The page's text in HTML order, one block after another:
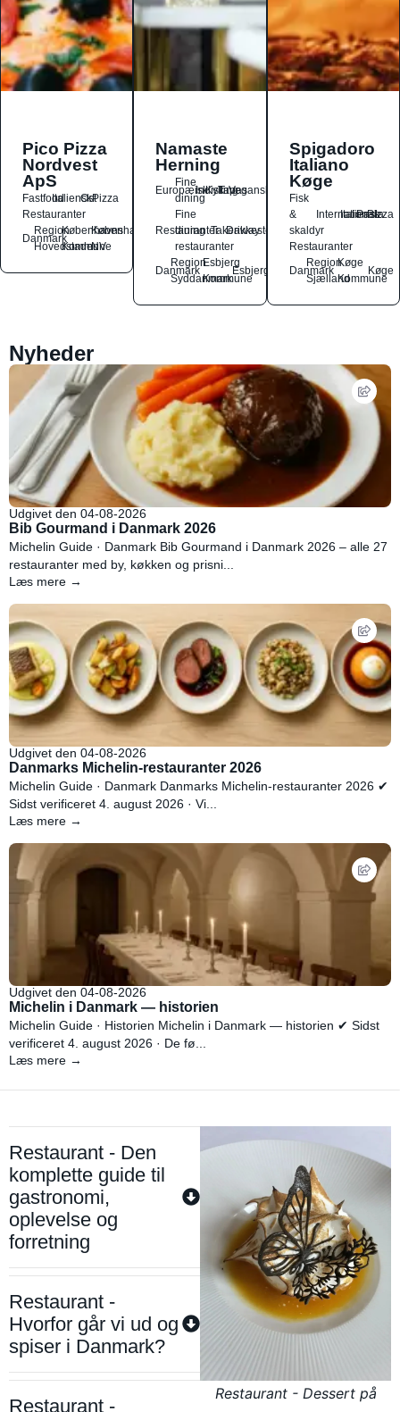
Pico Pizza
Nordvest
ApS
FastfoodItaliensk
OstPizza
Restauranter
Danmark
Region
Hovedstaden
Københavns
Kommune
København
NV
Namaste
Herning
Europæisk
Fine
dining
Indisk
Kylling
Tapas
Vegansk
Restauranter
Fine
dining
restauranter
Takeaway
Drikkesteder
Danmark
Region
Syddanmark
Esbjerg
Kommune
Esbjerg
Spigadoro
Italiano
Køge
Fisk
&
skaldyr
International
Italiensk
Pasta
Pizza
Restauranter
Danmark
Region
Sjælland
Køge
Kommune
Køge
Nyheder
Udgivet den 04-08-2026
Bib Gourmand i Danmark 2026
Michelin Guide · Danmark Bib Gourmand i Danmark 2026 – alle 27
restauranter med by, køkken og prisni...
Læs mere →
Udgivet den 04-08-2026
Danmarks Michelin-restauranter 2026
Michelin Guide · Danmark Danmarks Michelin-restauranter 2026 ✔
Sidst verificeret 4. august 2026 · Vi...
Læs mere →
Udgivet den 04-08-2026
Michelin i Danmark — historien
Michelin Guide · Historien Michelin i Danmark — historien ✔ Sidst
verificeret 4. august 2026 · De fø...
Læs mere →
Restaurant - Den
komplette guide til
gastronomi,
oplevelse og
forretning
Restaurant -
Hvorfor går vi ud og
spiser i Danmark?
Restaurant -
Restaurant - Dessert på